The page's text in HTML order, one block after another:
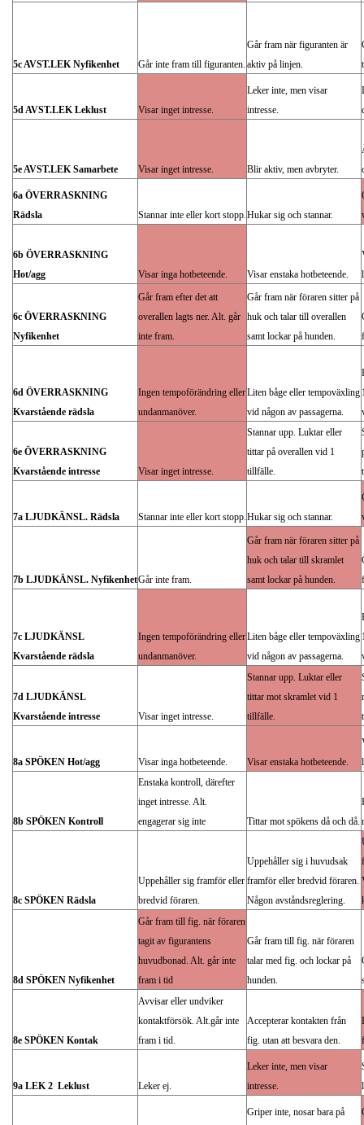
5c AVST.LEK Nyfikenhet Går inte fram till figuranten.
Går fram när figuranten är
aktiv på linjen.
5d AVST.LEK Leklust Visar inget intresse.
Leker inte, men visar
intresse.
5e AVST.LEK Samarbete Visar inget intresse. Blir aktiv, men avbryter.
6a ÖVERRASKNING
Rädsla
Stannar inte eller kort stopp.Hukar sig och stannar.
6b ÖVERRASKNING
Hot/agg
Visar inga hotbeteende. Visar enstaka hotbeteende.
6c ÖVERRASKNING
Nyfikenhet
Går fram efter det att
overallen lagts ner. Alt. går
inte fram.
Går fram när föraren sitter på
huk och talar till overallen
samt lockar på hunden.
6d ÖVERRASKNING
Kvarstående rädsla
Ingen tempoförändring eller
undanmanöver.
Liten båge eller tempoväxling
vid någon av passagerna.
6e ÖVERRASKNING
Kvarstående intresse
Visar inget intresse.
Stannar upp. Luktar eller
tittar på overallen vid 1
tillfälle.
7a LJUDKÄNSL. Rädsla Stannar inte eller kort stopp.Hukar sig och stannar.
7b LJUDKÄNSL. NyfikenhetGår inte fram.
Går fram när föraren sitter på
huk och talar till skramlet
samt lockar på hunden.
7c LJUDKÄNSL
Kvarstående rädsla
Ingen tempoförändring eller
undanmanöver.
Liten båge eller tempoväxling
vid någon av passagerna.
7d LJUDKÄNSL
Kvarstående intresse
Visar inget intresse.
Stannar upp. Luktar eller
tittar mot skramlet vid 1
tillfälle.
8a SPÖKEN Hot/agg Visar inga hotbeteende. Visar enstaka hotbeteende.
8b SPÖKEN Kontroll
Enstaka kontroll, därefter
inget intresse. Alt.
engagerar sig inte
Tittar mot spökens då och då.
8c SPÖKEN Rädsla
Uppehåller sig framför eller
bredvid föraren.
Uppehåller sig i huvudsak
framför eller bredvid föraren.
Någon avståndsreglering.
8d SPÖKEN Nyfikenhet
Går fram till fig. när föraren
tagit av figurantens
huvudbonad. Alt. går inte
fram i tid
Går fram till fig. när föraren
talar med fig. och lockar på
hunden.
8e SPÖKEN Kontak
Avvisar eller undviker
kontaktförsök. Alt.går inte
fram i tid.
Accepterar kontakten från
fig. utan att besvara den.
9a LEK 2 Leklust Leker ej.
Leker inte, men visar
intresse.
Griper inte, nosar bara på